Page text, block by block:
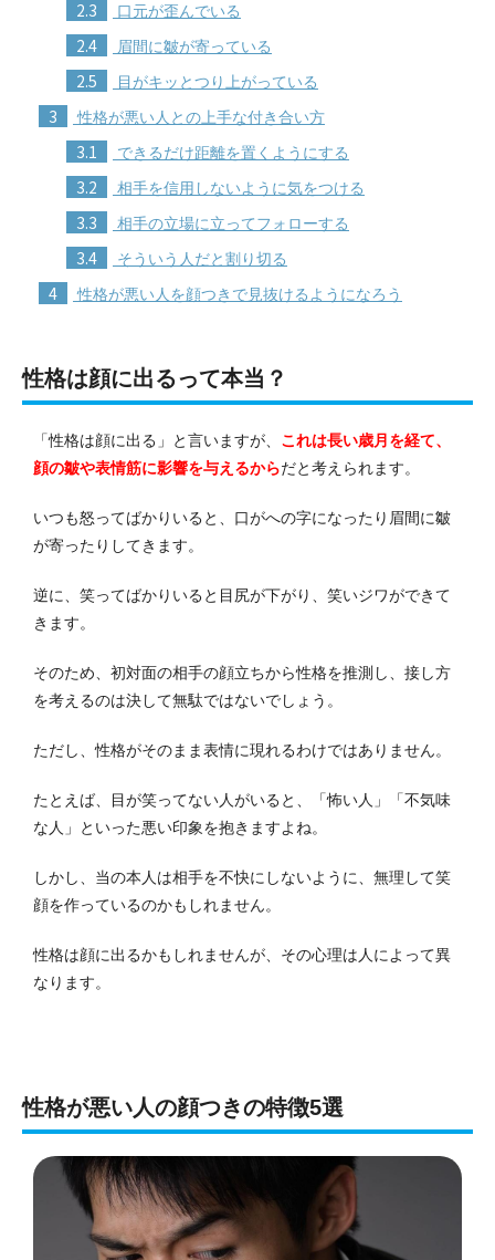
2.3 口元が歪んでいる
2.4 眉間に皺が寄っている
2.5 目がキッとつり上がっている
3 性格が悪い人との上手な付き合い方
3.1 できるだけ距離を置くようにする
3.2 相手を信用しないように気をつける
3.3 相手の立場に立ってフォローする
3.4 そういう人だと割り切る
4 性格が悪い人を顔つきで見抜けるようになろう
性格は顔に出るって本当？
「性格は顔に出る」と言いますが、 これは長い歳月を経て、
顔の皺や表情筋に影響を与えるからだと考えられます。
いつも怒ってばかりいると、口がへの字になったり眉間に皺
が寄ったりしてきます。
逆に、笑ってばかりいると目尻が下がり、笑いジワができて
きます。
そのため、初対面の相手の顔立ちから性格を推測し、接し方
を考えるのは決して無駄ではないでしょう。
ただし、性格がそのまま表情に現れるわけではありません。
たとえば、目が笑ってない人がいると、「怖い人」「不気味
な人」といった悪い印象を抱きますよね。
しかし、当の本人は相手を不快にしないように、無理して笑
顔を作っているのかもしれません。
性格は顔に出るかもしれませんが、その心理は人によって異
なります。
性格が悪い人の顔つきの特徴5選